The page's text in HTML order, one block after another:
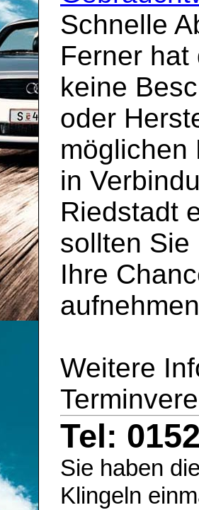
Schnelle
Ferner
keine
oder
möglichen
in
Riedstadt
sollten Sie
Ihre
Weitere
Tel:
Sie haben
Klingeln